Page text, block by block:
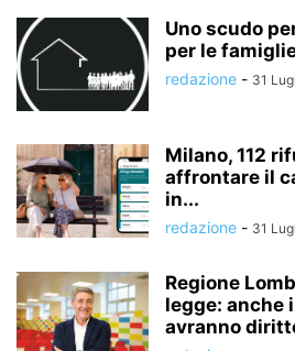
Uno scudo
per le
redazione - 31
Milano, 112
affrontare il
in...
redazione - 31
Regione
legge: anche
avranno